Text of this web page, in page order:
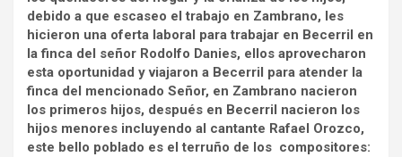
debido a que escaseo el trabajo en Zambrano, les
hicieron una oferta laboral para trabajar en Becerril en
la finca del señor Rodolfo Danies, ellos aprovecharon
esta oportunidad y viajaron a Becerril para atender la
finca del mencionado Señor, en Zambrano nacieron
los primeros hijos, después en Becerril nacieron los
hijos menores incluyendo al cantante Rafael Orozco,
este bello poblado es el terruño de los compositores: